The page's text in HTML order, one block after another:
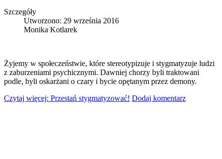
Szczegóły
Utworzono: 29 września 2016
Monika Kotlarek
Żyjemy w społeczeństwie, które stereotypizuje i stygmatyzuje ludzi
z zaburzeniami psychicznymi. Dawniej chorzy byli traktowani
podle, byli oskarżani o czary i bycie opętanym przez demony.
Czytaj więcej: Przestań stygmatyzować! Dodaj komentarz